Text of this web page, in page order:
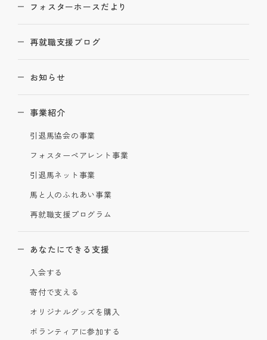
フォスターホースだより
再就職支援ブログ
お知らせ
事業紹介
引退馬協会の事業
フォスターペアレント事業
引退馬ネット事業
馬と人のふれあい事業
再就職支援プログラム
あなたにできる支援
入会する
寄付で支える
オリジナルグッズを購入
ボランティアに参加する